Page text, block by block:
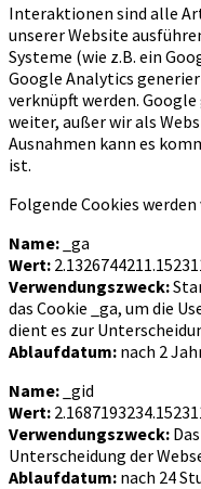
Interaktionen sind alle
unserer Website
Systeme (wie z.B. ein
Google Analytics
verknüpft werden.
weiter, außer wir als
Ausnahmen kann es
ist.
Folgende Cookies
Name: _ga
Wert:
Verwendungszweck:
das Cookie _ga, um die
dient es zur
Ablaufdatum: nach 2
Name: _gid
Wert:
Verwendungszweck:
Unterscheidung der
Ablaufdatum: nach 24